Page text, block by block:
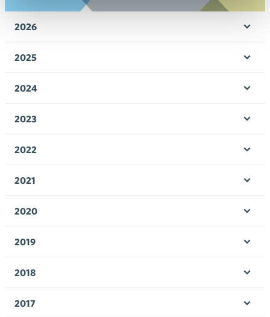
2026
2025
2024
2023
2022
2021
2020
2019
2018
2017